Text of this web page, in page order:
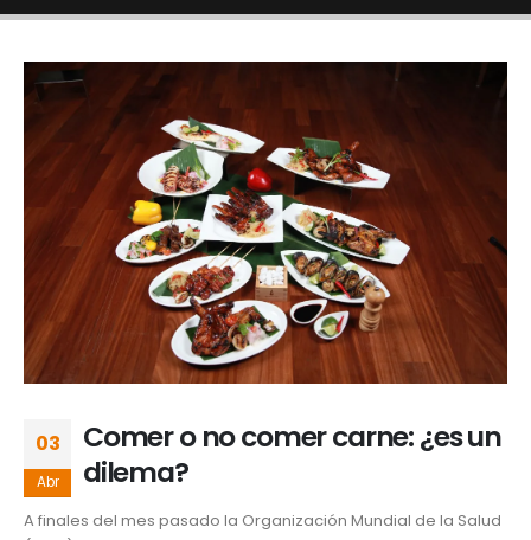
03
Abr
Comer o no comer carne: ¿es un
dilema?
A finales del mes pasado la Organización Mundial de la Salud